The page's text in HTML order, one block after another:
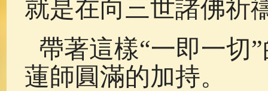
就是在向三世諸佛祈
帶著這樣“一即一切
蓮師圓滿的加持。